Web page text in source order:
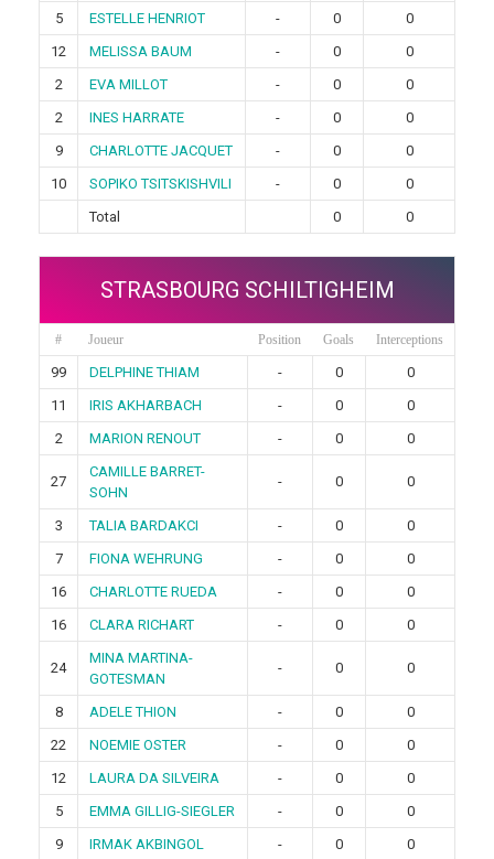
5
ESTELLE HENRIOT - 0
0
12
MELISSA BAUM - 0
0
2
EVA MILLOT - 0
0
2
INES HARRATE - 0
0
9
CHARLOTTE JACQUET - 0
0
10
SOPIKO TSITSKISHVILI - 0
0
Total
0 0
STRASBOURG SCHILTIGHEIM
# Joueur Position Goals Interceptions
99 DELPHINE THIAM - 0
0
11
IRIS AKHARBACH - 0
0
2
MARION RENOUT - 0 0
27
CAMILLE BARRET-
SOHN
- 0 0
3 TALIA BARDAKCI - 0
0
7
FIONA WEHRUNG - 0
0
16
CHARLOTTE RUEDA - 0
0
16
CLARA RICHART - 0 0
24
MINA MARTINA-
GOTESMAN
- 0 0
8 ADELE THION - 0
0
22
NOEMIE OSTER - 0
0
12
LAURA DA SILVEIRA - 0
0
5
EMMA GILLIG-SIEGLER - 0
0
9
IRMAK AKBINGOL - 0
0